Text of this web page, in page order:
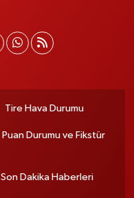
Tire Hava Durumu
Puan Durumu ve Fikstür
Son Dakika Haberleri